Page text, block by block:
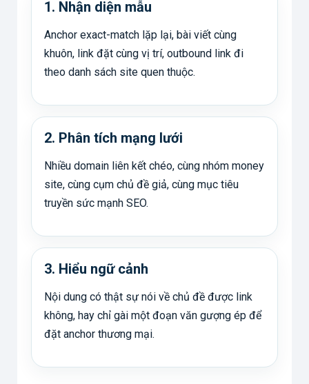
1. Nhận diện mẫu
Anchor exact-match lặp lại, bài viết cùng
khuôn, link đặt cùng vị trí, outbound link đi
theo danh sách site quen thuộc.
2. Phân tích mạng lưới
Nhiều domain liên kết chéo, cùng nhóm money
site, cùng cụm chủ đề giả, cùng mục tiêu
truyền sức mạnh SEO.
3. Hiểu ngữ cảnh
Nội dung có thật sự nói về chủ đề được link
không, hay chỉ gài một đoạn văn gượng ép để
đặt anchor thương mại.